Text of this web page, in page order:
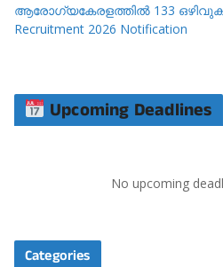
ആരോഗ്യകേരളത്തിൽ 133
Recruitment 2026 Notification
Upcoming Deadlines
No upcoming
Categories